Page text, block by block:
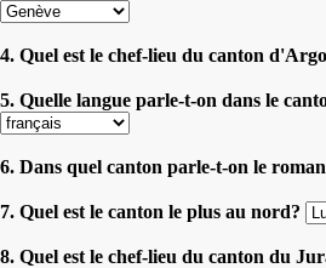
4. Quel est le chef-lieu du canton
5. Quelle langue parle-t-on dans le
6. Dans quel canton parle-t-on le
7. Quel est le canton le plus au nord?
8. Quel est le chef-lieu du canton du